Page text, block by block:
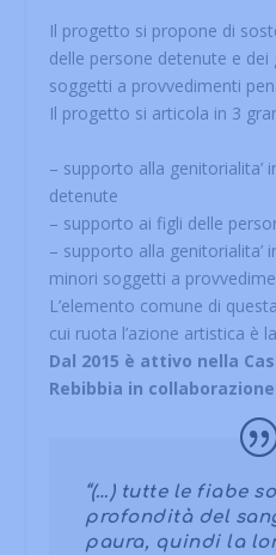
Il progetto si propone di
delle persone detenute e
soggetti a provvedimenti
Il progetto si articola in 3
– supporto alla genitorialita’
detenute
– supporto ai figli delle
– supporto alla genitorialita’
minori soggetti a
L’elemento comune di
cui ruota l’azione artistica è
Dal 2015 è attivo nella
Rebibbia in
“(…) tutte le fiabe
profondità del
paura, quindi la